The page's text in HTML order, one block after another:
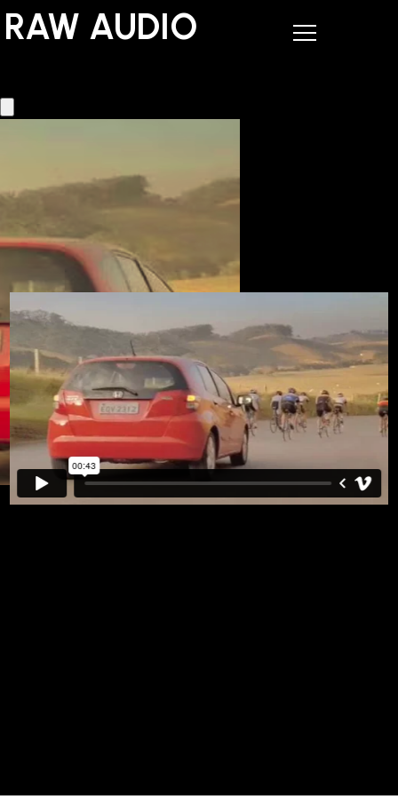
RAW AUDIO
RAW AUDIO